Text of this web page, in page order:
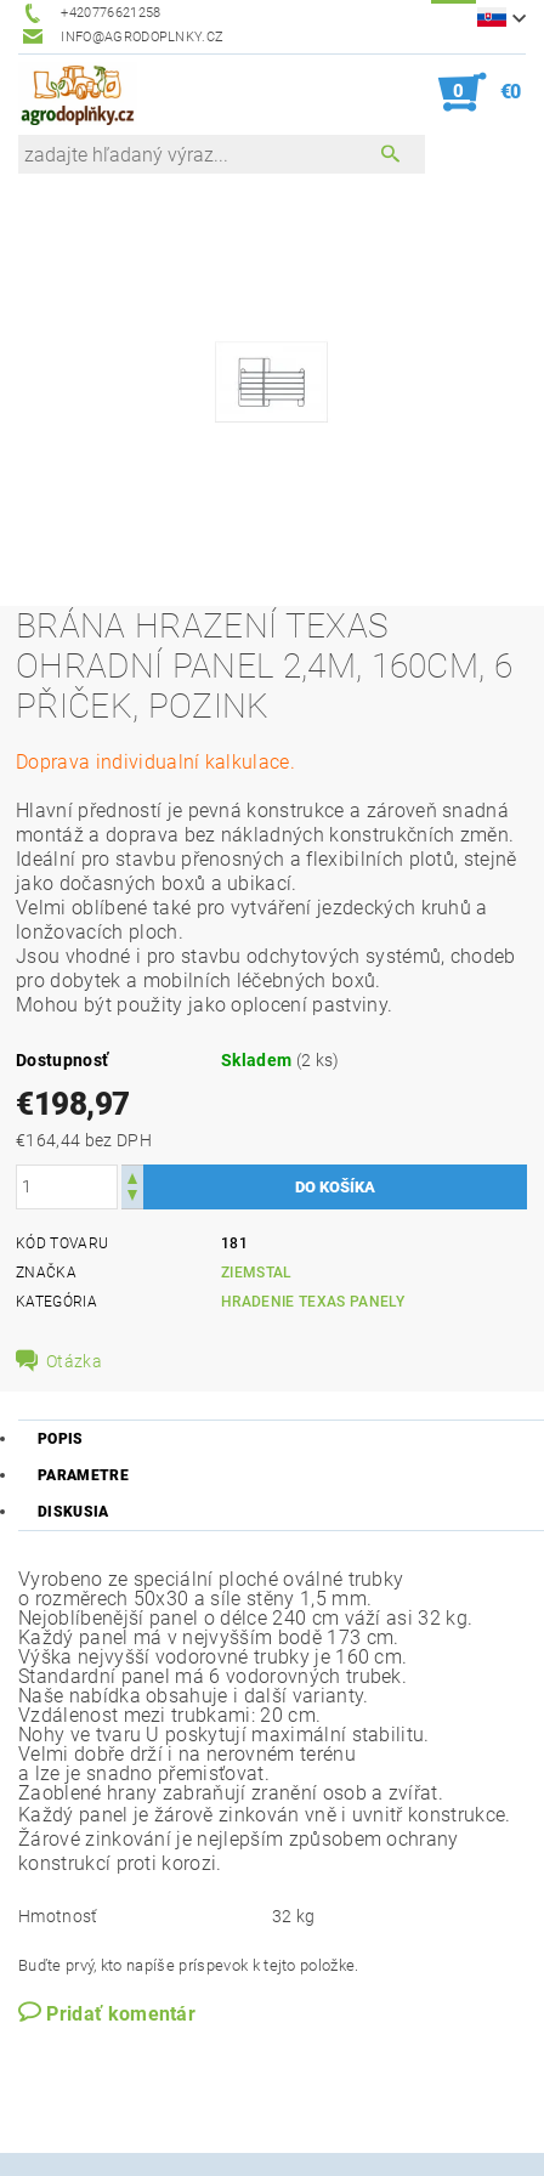
+420776621258
INFO@AGRODOPLNKY.CZ
0 €0
BRÁNA HRAZENÍ TEXAS
OHRADNÍ PANEL 2,4M, 160CM, 6
PŘIČEK, POZINK
Doprava individualní kalkulace.
Hlavní předností je pevná konstrukce a zároveň snadná
montáž a doprava bez nákladných konstrukčních změn.
Ideální pro stavbu přenosných a flexibilních plotů, stejně
jako dočasných boxů a ubikací.
Velmi oblíbené také pro vytváření jezdeckých kruhů a
lonžovacích ploch.
Jsou vhodné i pro stavbu odchytových systémů, chodeb
pro dobytek a mobilních léčebných boxů.
Mohou být použity jako oplocení pastviny.
Dostupnosť Skladem (2 ks)
€198,97
€164,44 bez DPH
KÓD TOVARU
181
ZNAČKA
ZIEMSTAL
KATEGÓRIA
HRADENIE TEXAS PANELY
Otázka
POPIS
PARAMETRE
DISKUSIA
Vyrobeno ze speciální ploché oválné trubky
o rozměrech 50x30 a síle stěny 1,5 mm.
Nejoblíbenější panel o délce 240 cm váží asi 32 kg.
Každý panel má v nejvyšším bodě 173 cm.
Výška nejvyšší vodorovné trubky je 160 cm.
Standardní panel má 6 vodorovných trubek.
Naše nabídka obsahuje i další varianty.
Vzdálenost mezi trubkami: 20 cm.
Nohy ve tvaru U poskytují maximální stabilitu.
Velmi dobře drží i na nerovném terénu
a lze je snadno přemisťovat.
Každý panel je žárově zinkován vně i uvnitř konstrukce.
Žárové zinkování je nejlepším způsobem ochrany
konstrukcí proti korozi.
Hmotnosť 32 kg
Buďte prvý, kto napíše príspevok k tejto položke.
Pridať komentár